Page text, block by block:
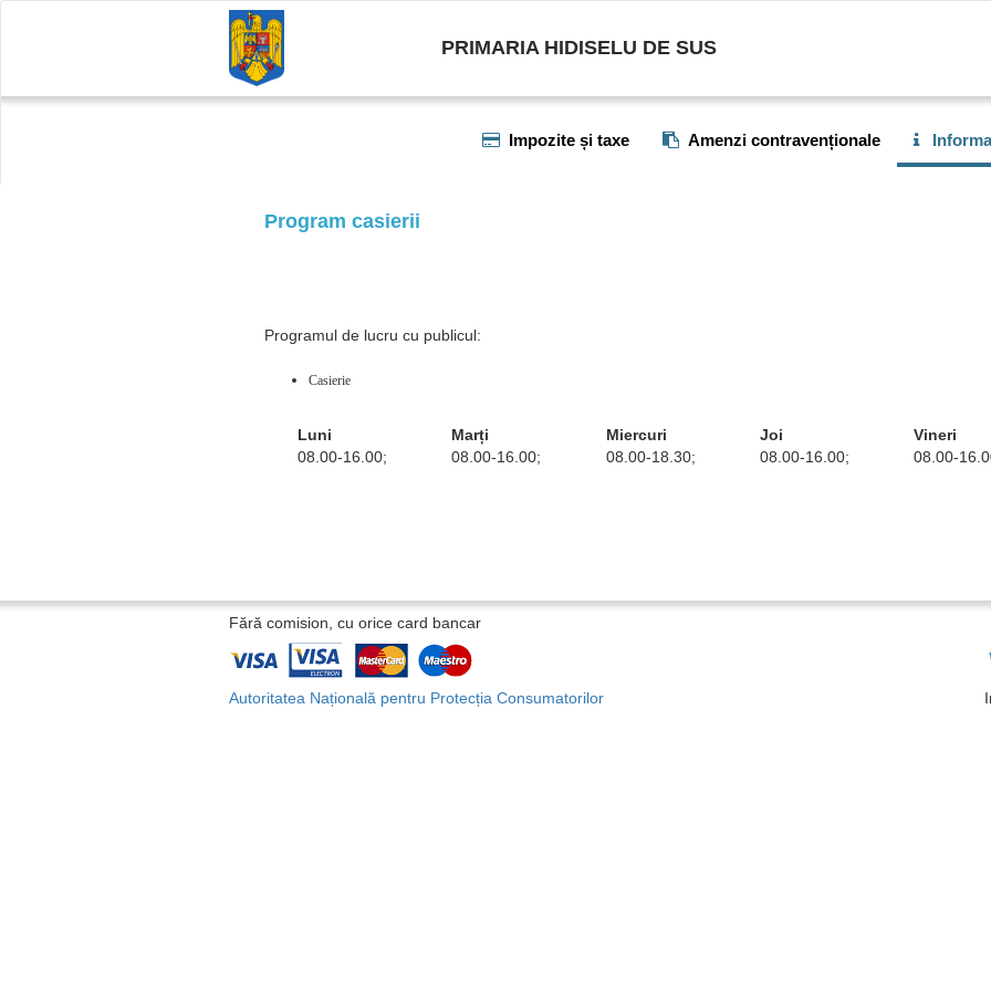
PRIMARIA HIDISELU DE SUS
Impozite și taxe Amenzi contravenționale
Program casierii
Programul de lucru cu publicul:
Casierie
Luni
08.00-16.00;
Marți
08.00-16.00;
Miercuri
08.00-18.30;
Joi
08.00-16.00;
Vineri
08.00-
Fără comision, cu orice card bancar
Autoritatea Națională pentru Protecția Consumatorilor